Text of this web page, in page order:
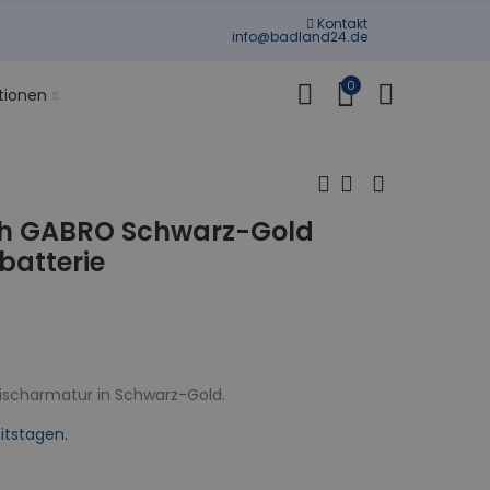
Kontakt
info@badland24.de
0
Schwarz-Gold
in Schwarz-Gold.